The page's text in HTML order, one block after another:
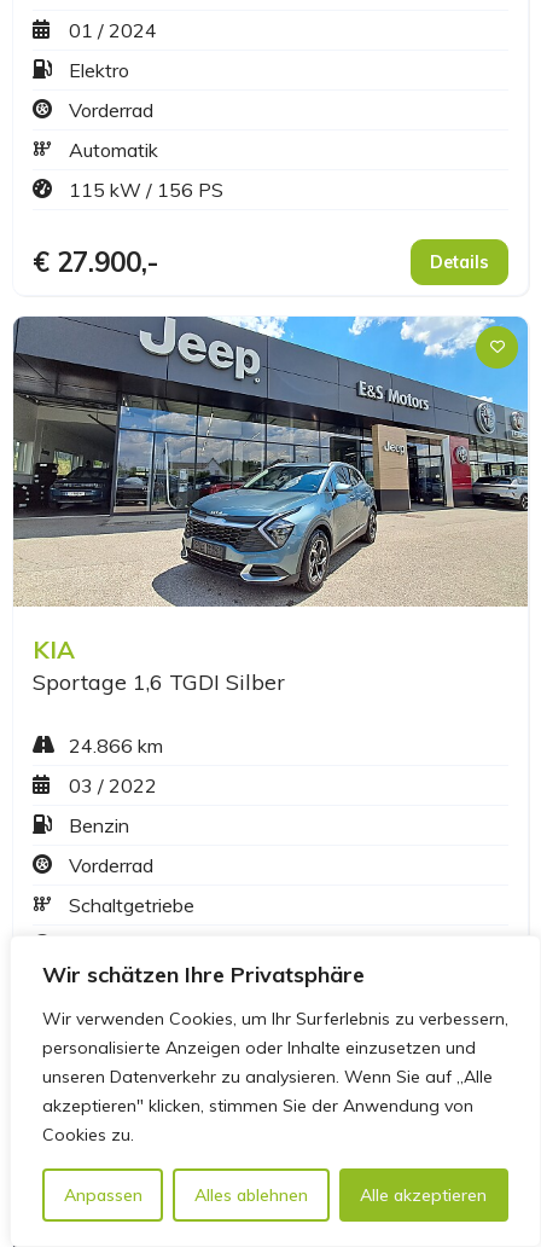
Wir schätzen Ihre Privatsphäre
Wir verwenden Cookies, um Ihr Surferlebnis zu verbessern,
personalisierte Anzeigen oder Inhalte einzusetzen und
unseren Datenverkehr zu analysieren. Wenn Sie auf „Alle
akzeptieren" klicken, stimmen Sie der Anwendung von
Cookies zu.
Anpassen Alles ablehnen Alle akzeptieren